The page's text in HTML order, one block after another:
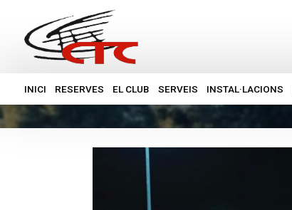
INICI RESERVES EL CLUB SERVEIS INSTAL·LACIONS